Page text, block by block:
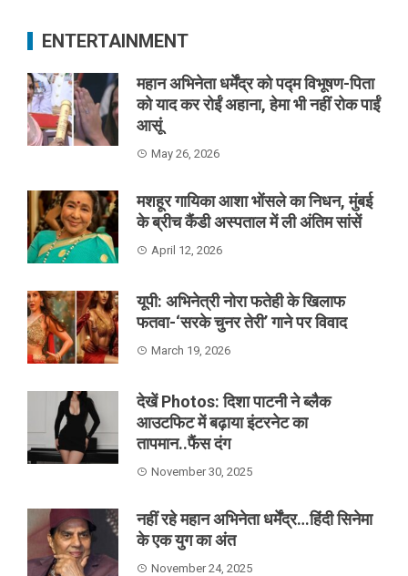
ENTERTAINMENT
महान अभिनेता धर्मेंद्र को पद्म विभूषण-पिता
को याद कर रोईं अहाना, हेमा भी नहीं रोक पाईं
आसूं
May 26, 2026
मशहूर गायिका आशा भोंसले का निधन, मुंबई
के ब्रीच कैंडी अस्पताल में ली अंतिम सांसें
April 12, 2026
यूपी: अभिनेत्री नोरा फतेही के खिलाफ
फतवा-‘सरके चुनर तेरी’ गाने पर विवाद
March 19, 2026
देखें Photos: दिशा पाटनी ने ब्लैक
आउटफिट में बढ़ाया इंटरनेट का
तापमान..फैंस दंग
November 30, 2025
नहीं रहे महान अभिनेता धर्मेंद्र…हिंदी सिनेमा
के एक युग का अंत
November 24, 2025